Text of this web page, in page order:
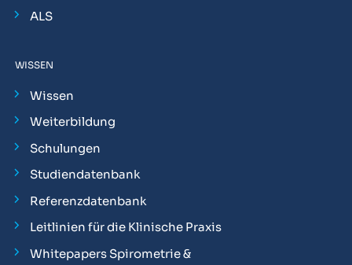
ALS
WISSEN
Wissen
Weiterbildung
Schulungen
Studiendatenbank
Referenzdatenbank
Leitlinien für die Klinische Praxis
Whitepapers Spirometrie &